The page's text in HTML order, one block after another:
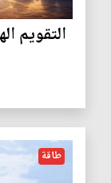
التقويم
طاقة